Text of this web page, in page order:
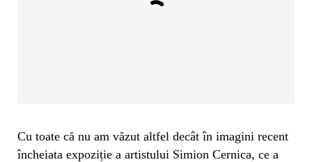
Cu toate că nu am văzut altfel decât în imagini recent
încheiata expoziție a artistului Simion Cernica, ce a